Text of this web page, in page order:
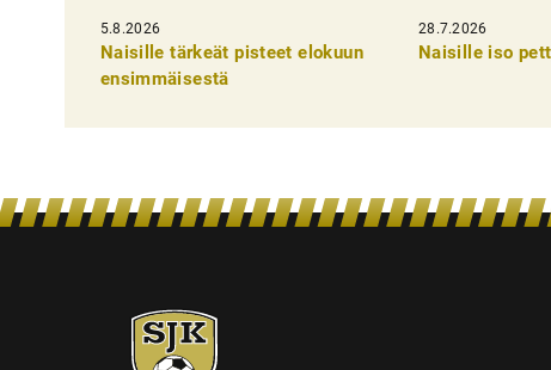
k
e
n
5.8.2026
Naisille tärkeät pisteet elokuun
ensimmäisestä
28.7.2026
Naisille iso
SJK-
juniorit